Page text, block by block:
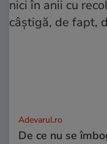
Adevarul.ro
De ce nu se